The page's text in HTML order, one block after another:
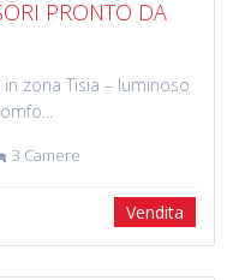
PRONTO DA
zona Tisia – luminoso
3 Camere
Vendita